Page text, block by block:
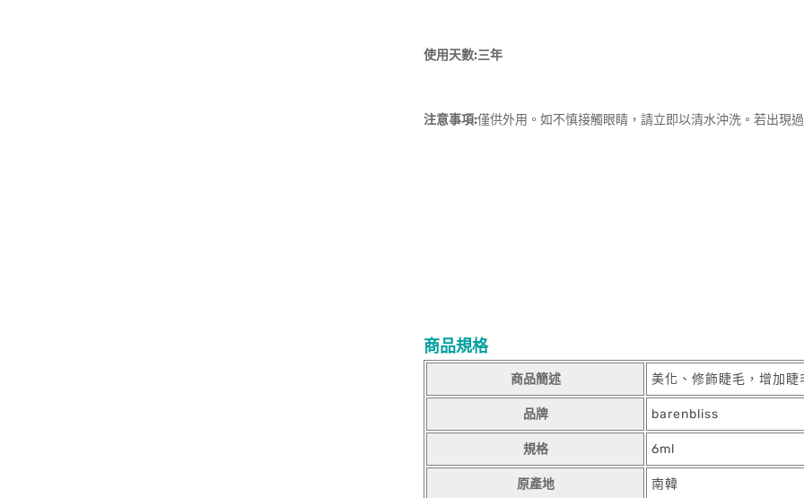
使用天數:三年
注意事項:僅供外用。如不慎接觸眼睛，請立即以清水沖洗。若出現
商品規格
商品簡述 美化、修飾睫毛，增加睫
品牌 barenbliss
規格 6ml
原產地 南韓